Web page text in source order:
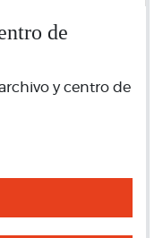
de
y centro de